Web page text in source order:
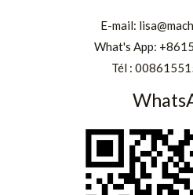
E-mail:
What's App:
Tél :